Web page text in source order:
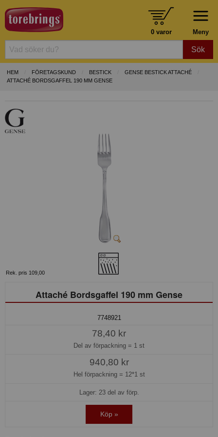
Meny
0 varor
Sök
HEM FÖRETAGSKUND BESTICK
GENSE BESTICK ATTACHÉ
ATTACHÉ BORDSGAFFEL 190 MM GENSE
Rek. pris 109,00
Attaché Bordsgaffel 190 mm Gense
7748921
78,40 kr
Del av förpackning = 1 st
940,80 kr
Hel förpackning = 12*1 st
Lager: 23 del av förp.
Köp »